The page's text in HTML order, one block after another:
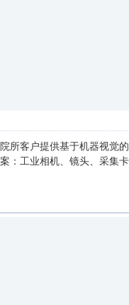
所客户提供基于机器视觉
：工业相机、镜头、采集